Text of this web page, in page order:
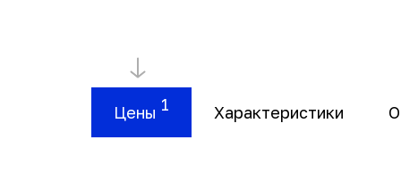
Цены 1 Характеристики